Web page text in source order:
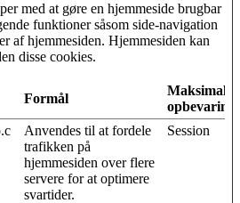
med at gøre en hjemmeside brugbar
funktioner såsom side-navigation
af hjemmesiden. Hjemmesiden kan
disse cookies.
Formål
Maksimal
Anvendes til at fordele
trafikken på
hjemmesiden over flere
servere for at optimere
svartider.
Session